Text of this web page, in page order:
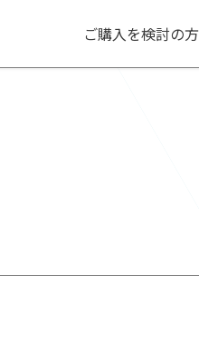
ご購入を検討の方